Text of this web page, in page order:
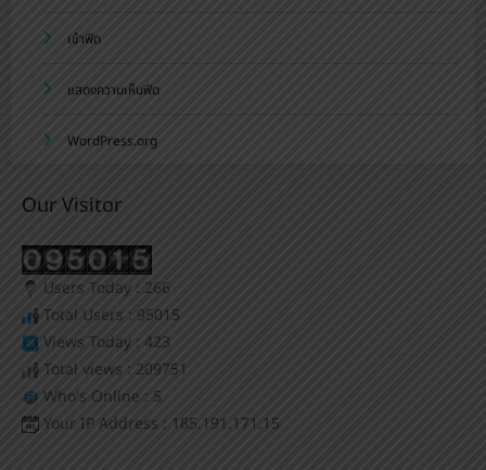
เข้าฟีด
แสดงความเห็นฟีด
WordPress.org
Our Visitor
Users Today : 266
Total Users : 95015
Views Today : 423
Total views : 209751
Who's Online : 5
Your IP Address : 185.191.171.15